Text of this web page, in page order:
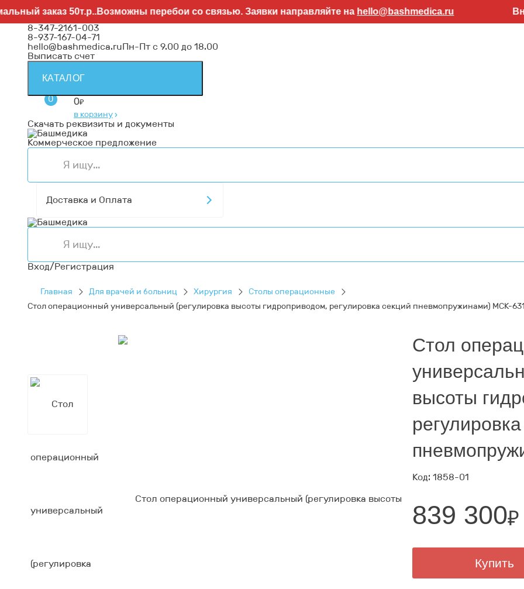
50т.р..Возможны перебои со связью. Заявки направляйте наhello@bashmedica.ru
8-347-2161-003
8-937-167-04-71
hello@bashmedica.ruПн-Пт с 9.00 до 18.00
Выписать счет
КАТАЛОГ
0 0₽
в корзину›
Скачать реквизиты и документы
Коммерческое предложение
Доставка и Оплата
Вход/Регистрация
Главная Для врачей и больниц Хирургия
Столы операционные
Стол операционный универсальный (регулировка высоты гидроприводом, регулировка секций пневмопружинами) МСК-631
Стол
высоты
Код: 1858-01
839 300₽
Купить